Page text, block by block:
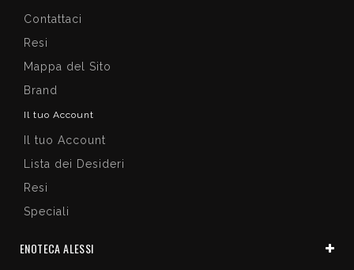
Contattaci
Resi
Mappa del Sito
Brand
Il tuo Account
Il tuo Account
Lista dei Desideri
Resi
Speciali
ENOTECA ALESSI